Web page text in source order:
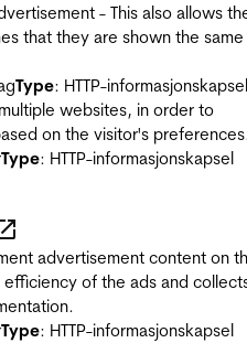
- This also allows
that they are shown the same
Type: HTTP-informasjonskapsel
websites, in order to
on the visitor's
Type: HTTP-informasjonskapsel
advertisement content on
of the ads and
Type: HTTP-informasjonskapsel